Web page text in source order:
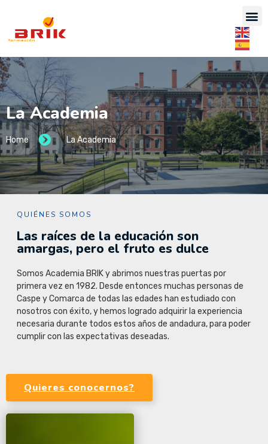
La Academia
Home La Academia
QUIÉNES SOMOS
Las raíces de la educación son
amargas, pero el fruto es dulce
Somos Academia BRIK y abrimos nuestras puertas por
primera vez en 1982. Desde entonces muchas personas de
Caspe y Comarca de todas las edades han estudiado con
nosotros con éxito, y hemos logrado adquirir la experiencia
necesaria durante todos estos años de andadura, para poder
cumplir con las expectativas deseadas.
Quieres conocernos?